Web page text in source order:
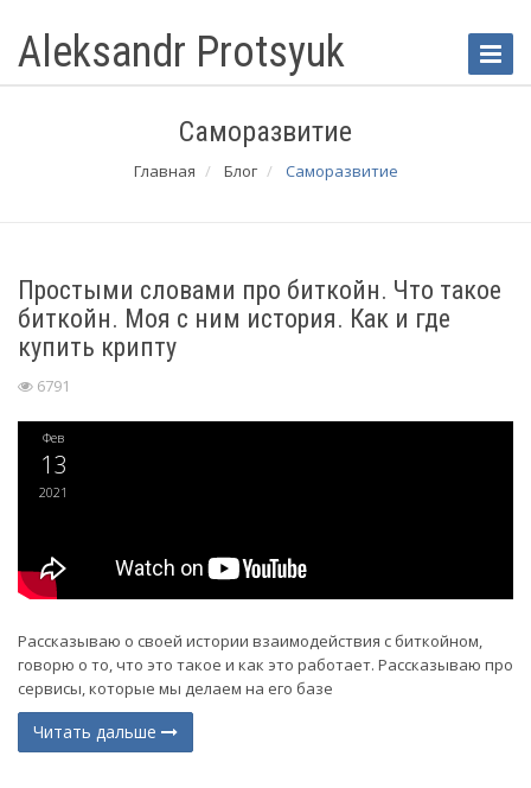
Toggle
Aleksandr Protsyuk
Саморазвитие
Главная Блог Саморазвитие
Простыми словами про биткойн. Что такое
биткойн. Моя с ним история. Как и где
купить крипту
6791
Фев
13
2021
Рассказываю о своей истории взаимодействия с биткойном,
говорю о то, что это такое и как это работает. Рассказываю про
сервисы, которые мы делаем на его базе
Читать дальше